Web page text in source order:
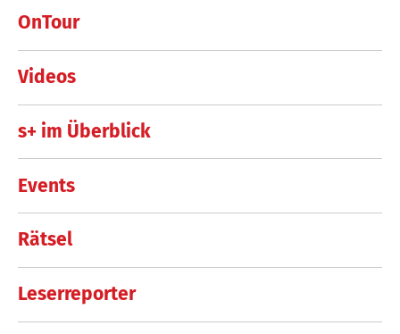
OnTour
Videos
s+ im Überblick
Events
Rätsel
Leserreporter